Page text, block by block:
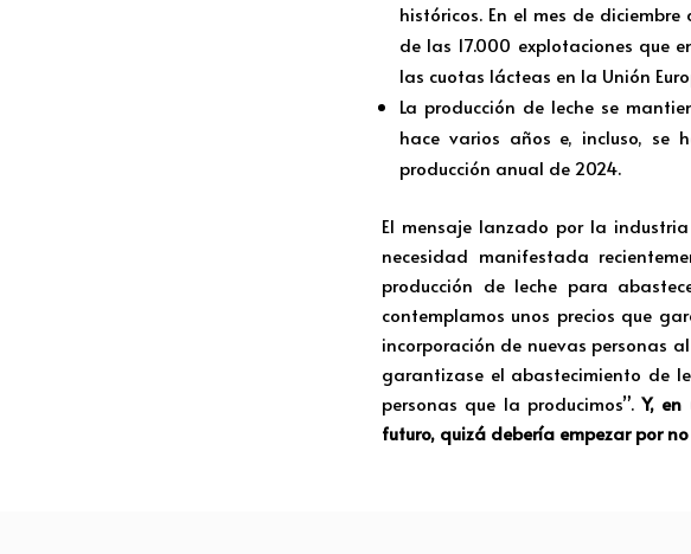
históricos. En el mes de
de las 17.000 explotaciones que
las cuotas lácteas en la Unión
La producción de leche se
hace varios años e, incluso, se
producción anual de 2024.
El mensaje lanzado por la
necesidad manifestada
producción de leche para
contemplamos unos precios que
incorporación de nuevas personas
garantizase el abastecimiento de
personas que la producimos”.Y,
futuro, quizá debería empezar por